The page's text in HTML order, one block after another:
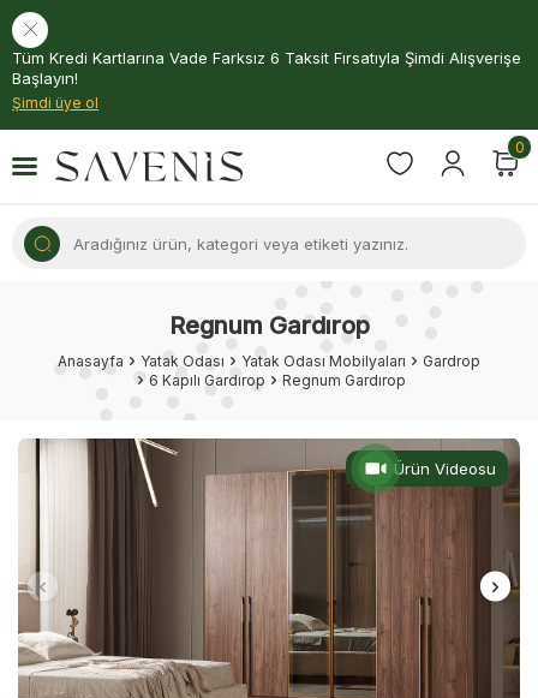
Tüm Kredi Kartlarına Vade Farksız 6 Taksit Fırsatıyla Şimdi Alışverişe
Başlayın!
Şimdi üye ol
0
Regnum Gardırop
Anasayfa Yatak Odası Yatak Odası Mobilyaları
Gardrop
6 Kapılı Gardırop
Regnum Gardırop
Ürün Videosu